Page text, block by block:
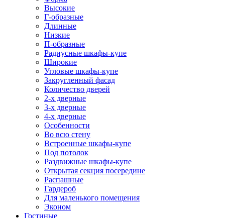
Высокие
Г-образные
Длинные
Низкие
П-образные
Радиусные шкафы-купе
Широкие
Угловые шкафы-купе
Закругленный фасад
Количество дверей
2-х дверные
3-х дверные
4-х дверные
Особенности
Во всю стену
Встроенные шкафы-купе
Под потолок
Раздвижные шкафы-купе
Открытая секция посередине
Распашные
Гардероб
Для маленького помещения
Эконом
Гостиные